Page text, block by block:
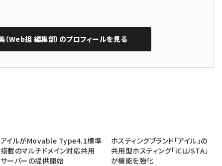
（Web担 編集部） のプロフィールを見る
アイルがMovable Type4.1標準
搭載のマルチドメイン対応共用
サーバーの提供開始
ホスティングブランド「アイル」の
共用型ホスティング「iCLUSTA」
が機能を強化